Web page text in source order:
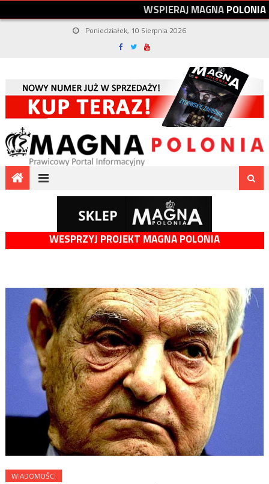
WSPIERAJMAGNAPOLONIA
Poniedziałek, 10 Sierpnia 2026
WESPRZYJ PROJEKT MAGNA POLONIA
WIADOMOŚCI